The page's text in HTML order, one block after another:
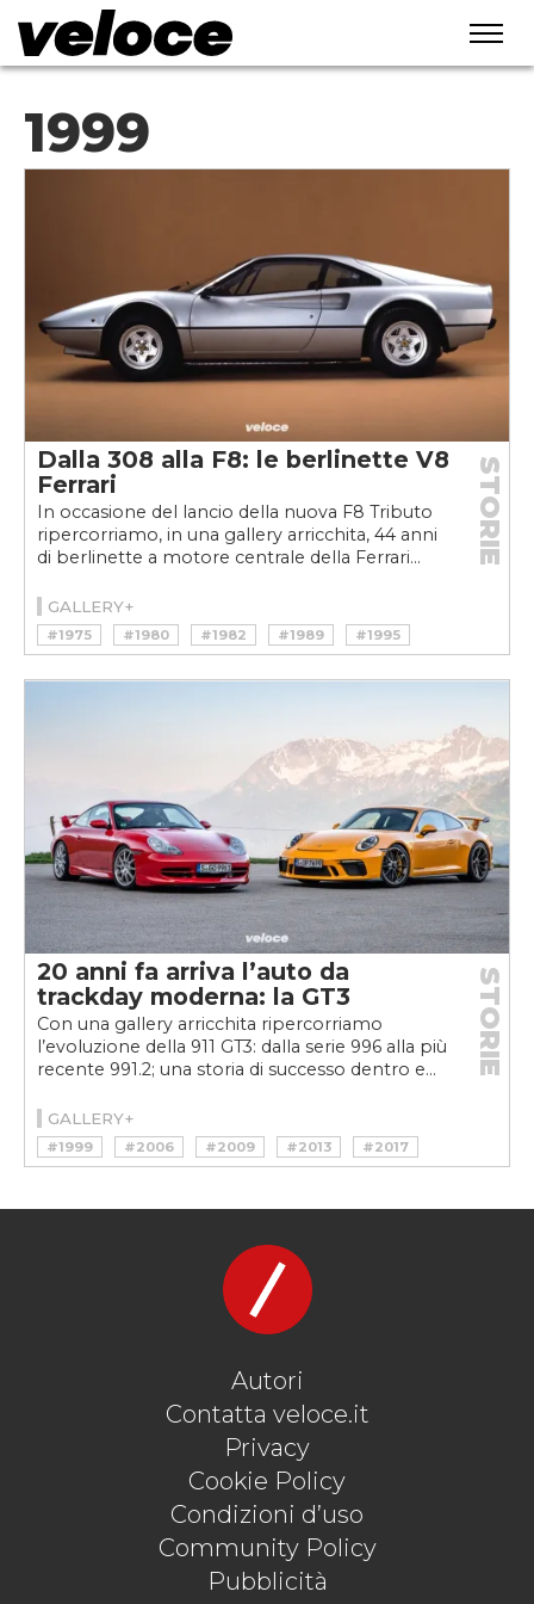
1999
Dalla 308 alla F8: le berlinette V8
Ferrari
In occasione del lancio della nuova F8 Tributo
ripercorriamo, in una gallery arricchita, 44 anni
di berlinette a motore centrale della Ferrari...
STORIE
GALLERY+
#1975 #1980 #1982 #1989
#1995
#1999
#2004 #2009 #2015
#2019
#204 GTB TURBO
#208 GTB
#308
#458 ITALIA
#F355
#FERRARI
#GRANTURISMO
#GTB TURBO
#MANETTINO
#PININFARINA
#STORY
#SUPERCAR
#TURBO #V8 #VINTAGE
20 anni fa arriva l’auto da
trackday moderna: la GT3
Con una gallery arricchita ripercorriamo
l’evoluzione della 911 GT3: dalla serie 996 alla più
recente 991.2; una storia di successo dentro e...
STORIE
GALLERY+
#1999 #2006 #2009 #2013
#2017
#911
#991 #996 #997
#GT3
Autori
Contatta veloce.it
Privacy
Cookie Policy
Condizioni d’uso
Community Policy
Pubblicità